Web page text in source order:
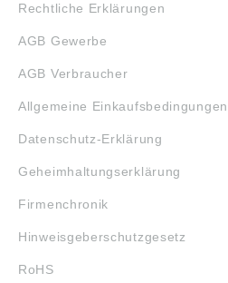
Rechtliche Erklärungen
AGB Gewerbe
AGB Verbraucher
Allgemeine Einkaufsbedingungen
Datenschutz-Erklärung
Geheimhaltungserklärung
Firmenchronik
Hinweisgeberschutzgesetz
RoHS